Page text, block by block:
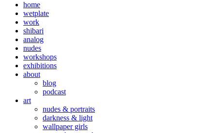
home
wetplate
work
shibari
analog
nudes
workshops
exhibitions
about
blog
podcast
art
nudes & portraits
darkness & light
wallpaper girls